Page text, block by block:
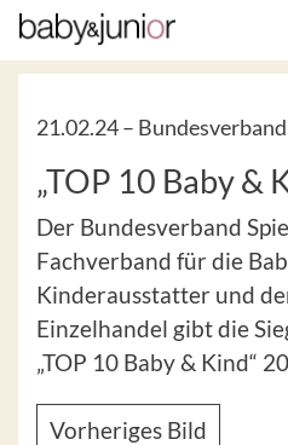
21.02.24 –
„TOP 10 Baby &
Der Bundesverband
Fachverband für die
Kinderausstatter und
Einzelhandel gibt die
„TOP 10 Baby & Kind“
Vorheriges Bild